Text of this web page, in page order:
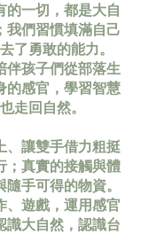
的一切，都是大自
我們習慣填滿自己
了勇敢的能力。
伴孩子們從部落生
的感官，學習智慧
走回自然。
、讓雙手借力粗挺
；真實的接觸與體
手可得的物資。
、遊戲，運用感官
識大自然，認識台